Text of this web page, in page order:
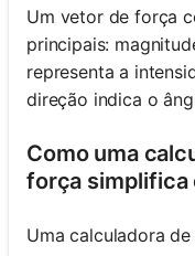
Um vetor de força
principais:
representa a
direção indica o
Como uma
força simplifica
Uma calculadora